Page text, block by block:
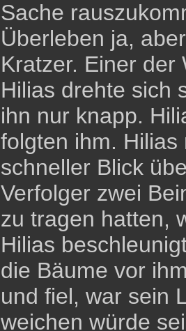
Sache
Überleben ja,
Kratzer. Einer der
Hilias drehte sich
ihn nur knapp.
folgten ihm.
schneller Blick
Verfolger zwei
zu tragen hatten,
Hilias
die Bäume vor
und fiel, war sein
weichen würde